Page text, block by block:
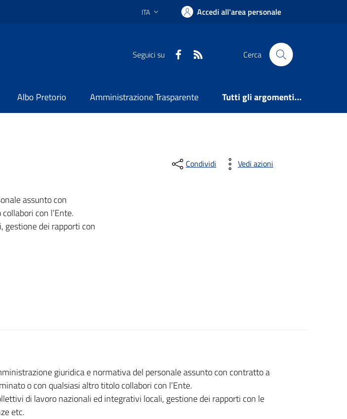
Lingua attiva:
ITA Accedi all'area personale
Seguici su Facebook Cerca
Albo Pretorio Amministrazione Trasparente Tutti gli argomenti...
assunto con
con l’Ente.
dei rapporti con
Condividi Vedi azioni
giuridica e normativa del personale assunto con contratto a
o con qualsiasi altro titolo collabori con l’Ente.
di lavoro nazionali ed integrativi locali, gestione dei rapporti con le
etc.